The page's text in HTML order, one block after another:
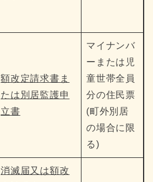
額改定請求書ま
たは別居監護申
立書
マイナンバ
ーまたは児
童世帯全員
分の住民票
(町外別居
の場合に限
る)
消滅届又は額改